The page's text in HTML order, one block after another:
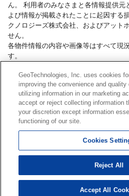
ん。 利用者のみなさまと各情報提供元
よび情報が掲載されたことに起因する
クノロジーズ株式会社、およびアット
せん。
各物件情報の内容や画像等はすべて現
す。
容や契約条件等について、 各情報提
ご自身でご確認の上、判断してくださ
このコーナーへの物件情報のご掲載、
ション等についての不動産会社様のお
いたします。
作権はアットホーム（株）またはその情報提供者に帰属
本ページはプロモーションが含まれて
GeoTechnologies, Inc. uses cookies
improving the convenience and
utilizing information in our marketing
accept or reject collecting information
your discretion except information
functioning of our site.
Cookies
Reject All
Accept All